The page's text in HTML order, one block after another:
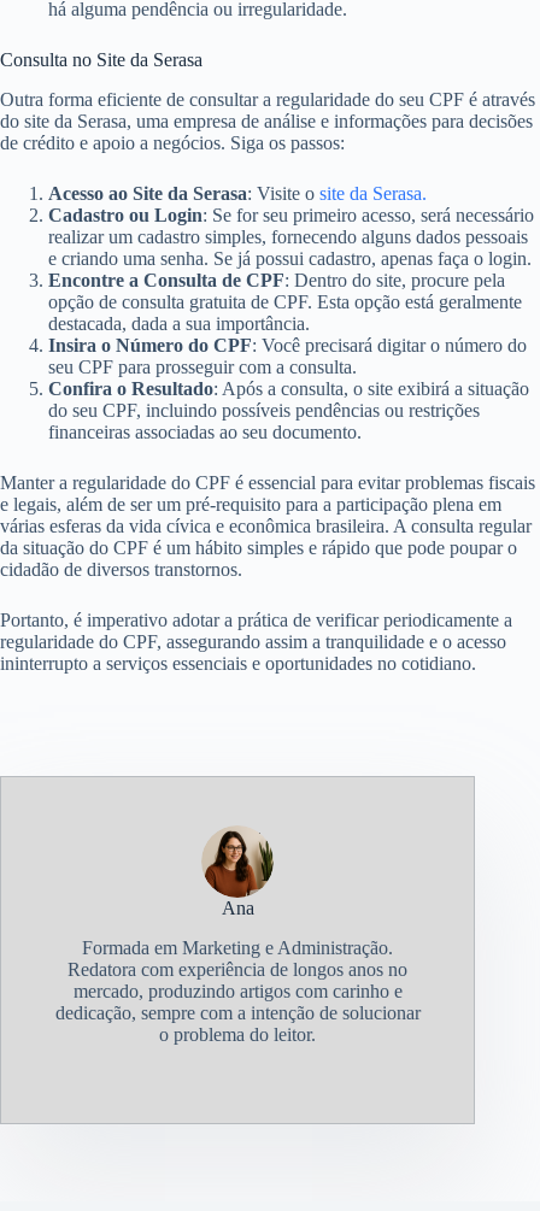
há alguma pendência ou irregularidade.
Consulta no Site da Serasa
Outra forma eficiente de consultar a regularidade do seu CPF é através
do site da Serasa, uma empresa de análise e informações para decisões
de crédito e apoio a negócios. Siga os passos:
Acesso ao Site da Serasa: Visite o site da Serasa.
Cadastro ou Login: Se for seu primeiro acesso, será necessário
realizar um cadastro simples, fornecendo alguns dados pessoais
e criando uma senha. Se já possui cadastro, apenas faça o login.
Encontre a Consulta de CPF: Dentro do site, procure pela
opção de consulta gratuita de CPF. Esta opção está geralmente
destacada, dada a sua importância.
Insira o Número do CPF: Você precisará digitar o número do
seu CPF para prosseguir com a consulta.
Confira o Resultado: Após a consulta, o site exibirá a situação
do seu CPF, incluindo possíveis pendências ou restrições
financeiras associadas ao seu documento.
Manter a regularidade do CPF é essencial para evitar problemas fiscais
e legais, além de ser um pré-requisito para a participação plena em
várias esferas da vida cívica e econômica brasileira. A consulta regular
da situação do CPF é um hábito simples e rápido que pode poupar o
cidadão de diversos transtornos.
Portanto, é imperativo adotar a prática de verificar periodicamente a
regularidade do CPF, assegurando assim a tranquilidade e o acesso
ininterrupto a serviços essenciais e oportunidades no cotidiano.
Ana
Formada em Marketing e Administração.
Redatora com experiência de longos anos no
mercado, produzindo artigos com carinho e
dedicação, sempre com a intenção de solucionar
o problema do leitor.